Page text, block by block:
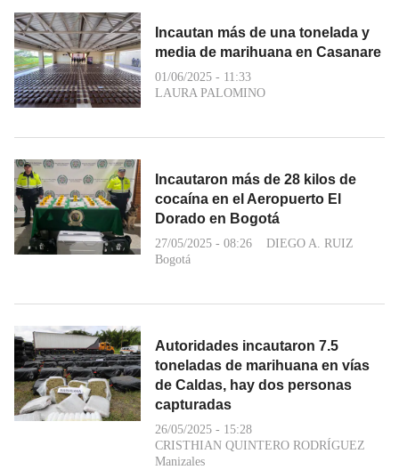
Incautan más de una tonelada y
media de marihuana en Casanare
01/06/2025 - 11:33
LAURA PALOMINO
Incautaron más de 28 kilos de
cocaína en el Aeropuerto El
Dorado en Bogotá
27/05/2025 - 08:26
DIEGO A. RUIZ
Bogotá
Autoridades incautaron 7.5
toneladas de marihuana en vías
de Caldas, hay dos personas
capturadas
26/05/2025 - 15:28
CRISTHIAN QUINTERO RODRÍGUEZ
Manizales